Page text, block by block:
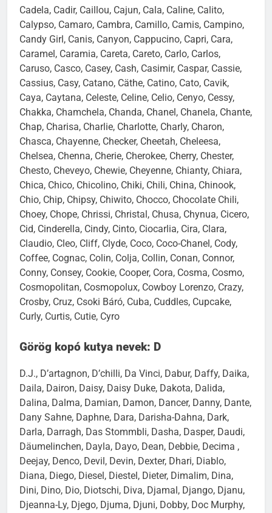
Cadela, Cadir, Caillou, Cajun, Cala, Caline, Calito,
Calypso, Camaro, Cambra, Camillo, Camis, Campino,
Candy Girl, Canis, Canyon, Cappucino, Capri, Cara,
Caramel, Caramia, Careta, Careto, Carlo, Carlos,
Caruso, Casco, Casey, Cash, Casimir, Caspar, Cassie,
Cassius, Casy, Catano, Cäthe, Catino, Cato, Cavik,
Caya, Caytana, Celeste, Celine, Celio, Cenyo, Cessy,
Chakka, Chamchela, Chanda, Chanel, Chanela, Chante,
Chap, Charisa, Charlie, Charlotte, Charly, Charon,
Chasca, Chayenne, Checker, Cheetah, Cheleesa,
Chelsea, Chenna, Cherie, Cherokee, Cherry, Chester,
Chesto, Cheveyo, Chewie, Cheyenne, Chianty, Chiara,
Chica, Chico, Chicolino, Chiki, Chili, China, Chinook,
Chio, Chip, Chipsy, Chiwito, Chocco, Chocolate Chili,
Choey, Chope, Chrissi, Christal, Chusa, Chynua, Cicero,
Cid, Cinderella, Cindy, Cinto, Ciocarlia, Cira, Clara,
Claudio, Cleo, Cliff, Clyde, Coco, Coco-Chanel, Cody,
Coffee, Cognac, Colin, Colja, Collin, Conan, Connor,
Conny, Consey, Cookie, Cooper, Cora, Cosma, Cosmo,
Cosmopolitan, Cosmopolux, Cowboy Lorenzo, Crazy,
Crosby, Cruz, Csoki Báró, Cuba, Cuddles, Cupcake,
Curly, Curtis, Cutie, Cyro
Görög kopó kutya nevek: D
D.J., D’artagnon, D’chilli, Da Vinci, Dabur, Daffy, Daika,
Daila, Dairon, Daisy, Daisy Duke, Dakota, Dalida,
Dalina, Dalma, Damian, Damon, Dancer, Danny, Dante,
Dany Sahne, Daphne, Dara, Darisha-Dahna, Dark,
Darla, Darragh, Das Stommbli, Dasha, Dasper, Daudi,
Däumelinchen, Dayla, Dayo, Dean, Debbie, Decima ,
Deejay, Denco, Devil, Devin, Dexter, Dhari, Diablo,
Diana, Diego, Diesel, Diestel, Dieter, Dimalim, Dina,
Dini, Dino, Dio, Diotschi, Diva, Djamal, Django, Djanu,
Djeanna-Ly, Djego, Djuma, Djuni, Dobby, Doc Murphy,